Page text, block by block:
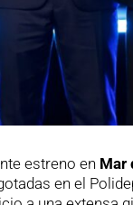
estreno en Mar
en el